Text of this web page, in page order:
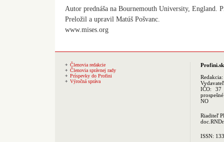
Autor prednáša na Bournemouth University, England.
Preložil a upravil Matúš Pošvanc.
www.mises.org
Členovia redakcie
Členovia správnej rady
Príspevky do Profini
Výročná správa
Profini.sk
Redakcia:
IČO: 37
NO
Riaditeľ
ISSN: